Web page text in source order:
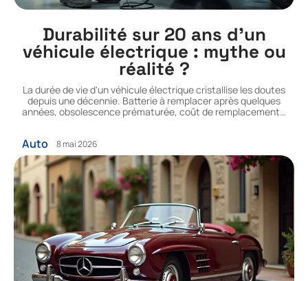
Durabilité sur 20 ans d’un
véhicule électrique : mythe ou
réalité ?
La durée de vie d'un véhicule électrique cristallise les doutes
depuis une décennie. Batterie à remplacer après quelques
années, obsolescence prématurée, coût de remplacement…
Auto 8 mai 2026